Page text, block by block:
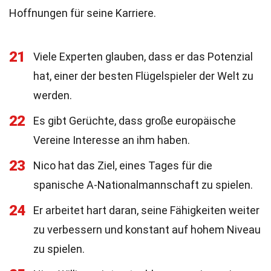
Hoffnungen für seine Karriere.
21
Viele Experten glauben, dass er das Potenzial
hat, einer der besten Flügelspieler der Welt zu
werden.
22
Es gibt Gerüchte, dass große europäische
Vereine Interesse an ihm haben.
23
Nico hat das Ziel, eines Tages für die
spanische A-Nationalmannschaft zu spielen.
24
Er arbeitet hart daran, seine Fähigkeiten weiter
zu verbessern und konstant auf hohem Niveau
zu spielen.